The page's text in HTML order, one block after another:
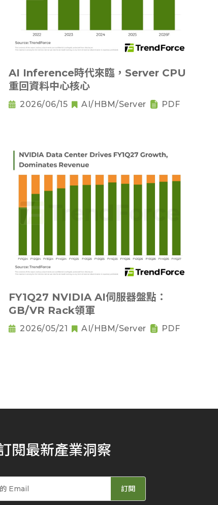
AI Inference時代來臨，Server CPU
重回資料中心核心
2026/06/15 AI/HBM/Server PDF
FY1Q27 NVIDIA AI伺服器盤點：
GB/VR Rack領軍
2026/05/21 AI/HBM/Server PDF
閱最新產業洞察
訂閱